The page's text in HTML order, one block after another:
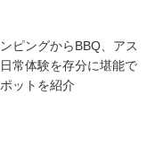
ピングからBBQ、アス
常体験を存分に堪能で
ットを紹介